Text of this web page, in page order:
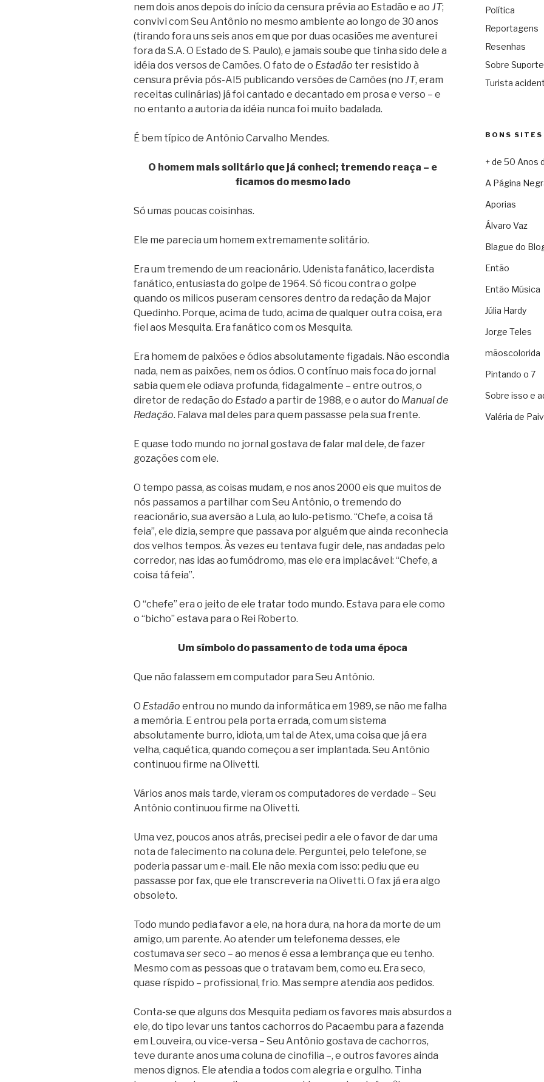
nem dois anos depois do início da censura prévia ao Estadão e ao JT;
convivi com Seu Antônio no mesmo ambiente ao longo de 30 anos
(tirando fora uns seis anos em que por duas ocasiões me aventurei
fora da S.A. O Estado de S. Paulo), e jamais soube que tinha sido dele a
idéia dos versos de Camões. O fato de o Estadão ter resistido à
censura prévia pós-AI5 publicando versões de Camões (no JT, eram
receitas culinárias) já foi cantado e decantado em prosa e verso – e
no entanto a autoria da idéia nunca foi muito badalada.
É bem típico de Antônio Carvalho Mendes.
O homem mais solitário que já conheci; tremendo reaça – e
ficamos do mesmo lado
Só umas poucas coisinhas.
Ele me parecia um homem extremamente solitário.
Era um tremendo de um reacionário. Udenista fanático, lacerdista
fanático, entusiasta do golpe de 1964. Só ficou contra o golpe
quando os milicos puseram censores dentro da redação da Major
Quedinho. Porque, acima de tudo, acima de qualquer outra coisa, era
fiel aos Mesquita. Era fanático com os Mesquita.
Era homem de paixões e ódios absolutamente figadais. Não escondia
nada, nem as paixões, nem os ódios. O contínuo mais foca do jornal
sabia quem ele odiava profunda, fidagalmente – entre outros, o
diretor de redação do Estado a partir de 1988, e o autor do Manual de
Redação. Falava mal deles para quem passasse pela sua frente.
E quase todo mundo no jornal gostava de falar mal dele, de fazer
gozações com ele.
O tempo passa, as coisas mudam, e nos anos 2000 eis que muitos de
nós passamos a partilhar com Seu Antônio, o tremendo do
reacionário, sua aversão a Lula, ao lulo-petismo. “Chefe, a coisa tá
feia”, ele dizia, sempre que passava por alguém que ainda reconhecia
dos velhos tempos. Às vezes eu tentava fugir dele, nas andadas pelo
corredor, nas idas ao fumódromo, mas ele era implacável: “Chefe, a
coisa tá feia”.
O “chefe” era o jeito de ele tratar todo mundo. Estava para ele como
o “bicho” estava para o Rei Roberto.
Um símbolo do passamento de toda uma época
Que não falassem em computador para Seu Antônio.
O Estadão entrou no mundo da informática em 1989, se não me falha
a memória. E entrou pela porta errada, com um sistema
absolutamente burro, idiota, um tal de Atex, uma coisa que já era
velha, caquética, quando começou a ser implantada. Seu Antônio
continuou firme na Olivetti.
Vários anos mais tarde, vieram os computadores de verdade – Seu
Antônio continuou firme na Olivetti.
Uma vez, poucos anos atrás, precisei pedir a ele o favor de dar uma
nota de falecimento na coluna dele. Perguntei, pelo telefone, se
poderia passar um e-mail. Ele não mexia com isso: pediu que eu
passasse por fax, que ele transcreveria na Olivetti. O fax já era algo
obsoleto.
Todo mundo pedia favor a ele, na hora dura, na hora da morte de um
amigo, um parente. Ao atender um telefonema desses, ele
costumava ser seco – ao menos é essa a lembrança que eu tenho.
Mesmo com as pessoas que o tratavam bem, como eu. Era seco,
quase ríspido – profissional, frio. Mas sempre atendia aos pedidos.
Conta-se que alguns dos Mesquita pediam os favores mais absurdos a
ele, do tipo levar uns tantos cachorros do Pacaembu para a fazenda
em Louveira, ou vice-versa – Seu Antônio gostava de cachorros,
teve durante anos uma coluna de cinofilia –, e outros favores ainda
menos dignos. Ele atendia a todos com alegria e orgulho. Tinha
Política
Reportagens
Resenhas
Sobre
Turista
BONS SITES
+ de 50 Anos
A Página
Aporias
Álvaro Vaz
Blague do
Então
Então Música
Júlia Hardy
Jorge Teles
mãoscolorida
Pintando o 7
Sobre isso e
Valéria de